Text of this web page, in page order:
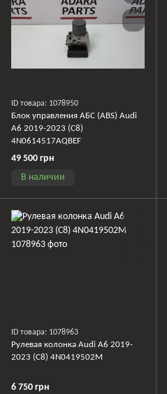
ID товара: 1078950
Блок управления АБС (ABS) Audi
A6 2019-2023 (C8)
4N0614517AQBEF
49 500 грн
В наличии
ID товара: 1078963
Рулевая колонка Audi A6 2019-
2023 (C8) 4N0419502M
6 750 грн